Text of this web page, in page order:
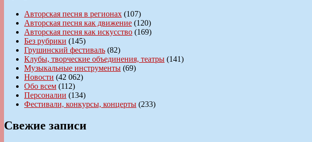
Авторская песня в регионах (107)
Авторская песня как движение (120)
Авторская песня как искусство (169)
Без рубрики (145)
Грушинский фестиваль (82)
Клубы, творческие объединения, театры (141)
Музыкальные инструменты (69)
Новости (42 062)
Обо всем (112)
Персоналии (134)
Фестивали, конкурсы, концерты (233)
Свежие записи